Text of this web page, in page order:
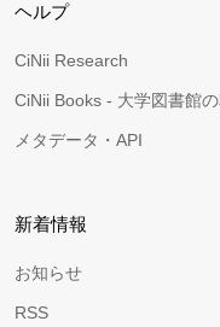
ヘルプ
CiNii Research
CiNii Books - 大学図書館
メタデータ・API
新着情報
お知らせ
RSS